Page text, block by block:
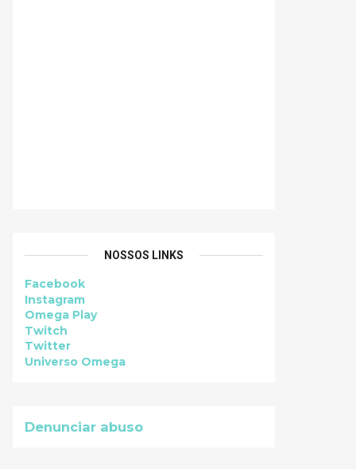
NOSSOS LINKS
Facebook
Instagram
Omega Play
Twitch
Twitter
Universo Omega
Denunciar abuso